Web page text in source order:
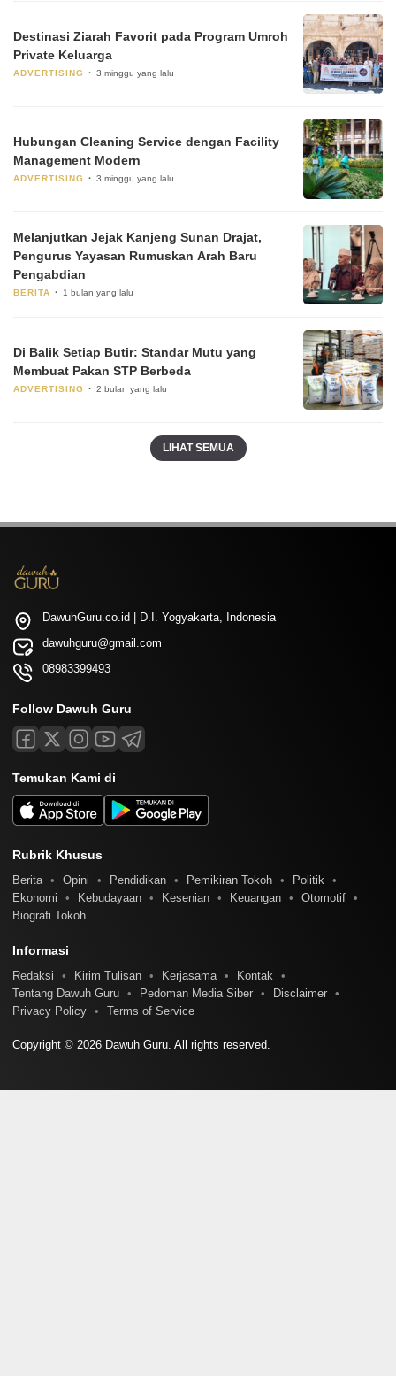
Destinasi Ziarah Favorit pada Program Umroh
Private Keluarga
ADVERTISING 3 minggu yang lalu
Hubungan Cleaning Service dengan Facility
Management Modern
ADVERTISING 3 minggu yang lalu
Melanjutkan Jejak Kanjeng Sunan Drajat,
Pengurus Yayasan Rumuskan Arah Baru
Pengabdian
BERITA 1 bulan yang lalu
Di Balik Setiap Butir: Standar Mutu yang
Membuat Pakan STP Berbeda
ADVERTISING 2 bulan yang lalu
LIHAT SEMUA
DawuhGuru.co.id | D.I. Yogyakarta, Indonesia
dawuhguru@gmail.com
08983399493
Follow Dawuh Guru
Temukan Kami di
Rubrik Khusus
Berita Opini Pendidikan Pemikiran Tokoh
Politik
Ekonomi
Kebudayaan Kesenian Keuangan
Otomotif
Biografi Tokoh
Informasi
Redaksi Kirim Tulisan Kerjasama
Kontak
Tentang Dawuh Guru
Pedoman Media Siber
Disclaimer
Privacy Policy
Terms of Service
Copyright © 2026 Dawuh Guru. All rights reserved.